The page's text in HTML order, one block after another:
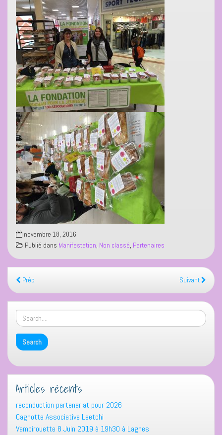
novembre 18, 2016
Publié dans Manifestation, Non classé, Partenaires
Préc. Suivant
Articles récents
reconduction partenariat pour 2026
Cagnotte Associative Leetchi
Vampirouette 8 Juin 2019 à 19h30 à Lagnes